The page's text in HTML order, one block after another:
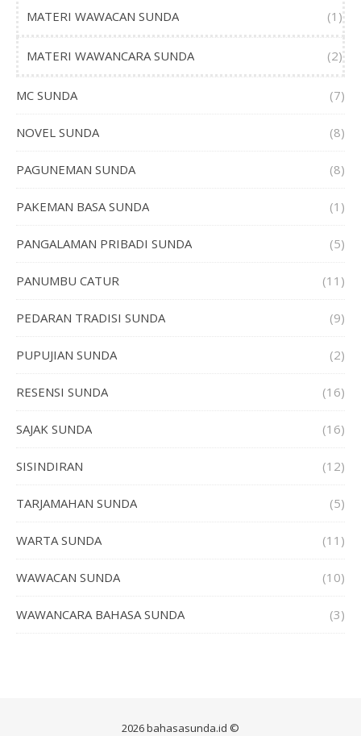
MATERI WAWACAN SUNDA (1)
MATERI WAWANCARA SUNDA (2)
MC SUNDA (7)
NOVEL SUNDA (8)
PAGUNEMAN SUNDA (8)
PAKEMAN BASA SUNDA (1)
PANGALAMAN PRIBADI SUNDA (5)
PANUMBU CATUR (11)
PEDARAN TRADISI SUNDA (9)
PUPUJIAN SUNDA (2)
RESENSI SUNDA (16)
SAJAK SUNDA (16)
SISINDIRAN (12)
TARJAMAHAN SUNDA (5)
WARTA SUNDA (11)
WAWACAN SUNDA (10)
WAWANCARA BAHASA SUNDA (3)
2026 bahasasunda.id ©